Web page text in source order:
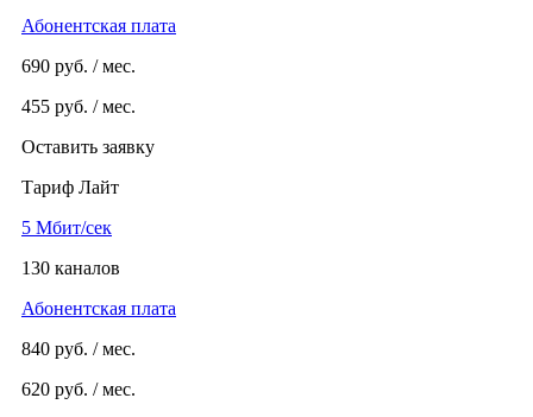
Абонентская плата
690 руб. / мес.
455 руб. / мес.
Оставить заявку
Тариф Лайт
5 Мбит/сек
130 каналов
Абонентская плата
840 руб. / мес.
620 руб. / мес.